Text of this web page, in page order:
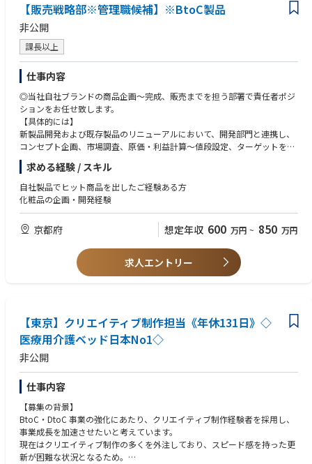
【販売戦略部※管理職候補】※BtoC製品
非公開
課長以上
仕事内容
◎当社自社ブランドの商品企画～完成、販売までを担う部署で責任者ポジ
ションをお任せ致します。
【具体的には】
新製品開発および既存製品のリニューアルにおいて、開発部門と連携し、
コンセプト企画、市場調査、原価・利益計算～値段設定、ターゲットを選
定したブランド戦略、販売計画、計画実施まで一気通貫でご担当いただく
イメージです。
求める経験 / スキル
自社製品でヒット商品を出したご経験ある方
化粧品の企画・開発経験
京都府 想定年収 600 万円 ~ 850 万円
求人エントリー
【東京】クリエイティブ制作担当《年休131日》◇
医療用介護ベッド日本No1◇
非公開
仕事内容
【募集の背景】
BtoC・DtoC 事業の強化にあたり、クリエイティブ制作経験者を採用し、
事業成長を加速させたいと考えています。
現在はクリエイティブ制作の多くを外注しており、スピード感を持った更
新が困難な状況となるため。